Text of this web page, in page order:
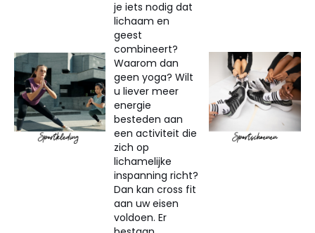
je iets nodig dat
lichaam en
geest
combineert?
Waarom dan
geen yoga? Wilt
u liever meer
energie
besteden aan
een activiteit die
zich op
lichamelijke
inspanning richt?
Dan kan cross fit
aan uw eisen
voldoen. Er